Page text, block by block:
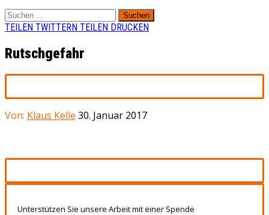
Suchen
nach:
TEILEN TWITTERN TEILEN DRUCKEN
Rutschgefahr
Von: Klaus Kelle 30. Januar 2017
Unterstützen Sie unsere Arbeit mit einer Spende